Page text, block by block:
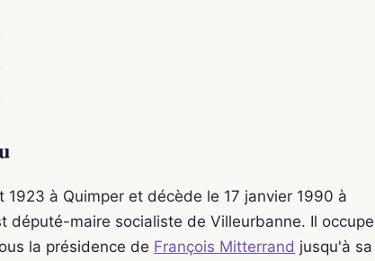
à Quimper et décède le 17 janvier 1990 à
député-maire socialiste de Villeurbanne. Il occupe
la présidence de François Mitterrand jusqu'à sa